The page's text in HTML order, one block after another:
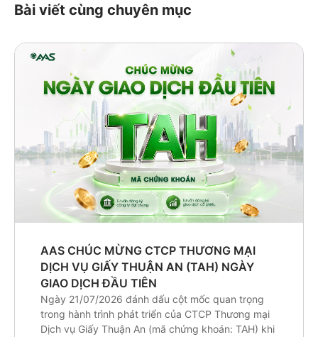
Bài viết cùng chuyên mục
AAS CHÚC MỪNG CTCP THƯƠNG MẠI
DỊCH VỤ GIẤY THUẬN AN (TAH) NGÀY
GIAO DỊCH ĐẦU TIÊN
Ngày 21/07/2026 đánh dấu cột mốc quan trọng
trong hành trình phát triển của CTCP Thương mại
Dịch vụ Giấy Thuận An (mã chứng khoán: TAH) khi